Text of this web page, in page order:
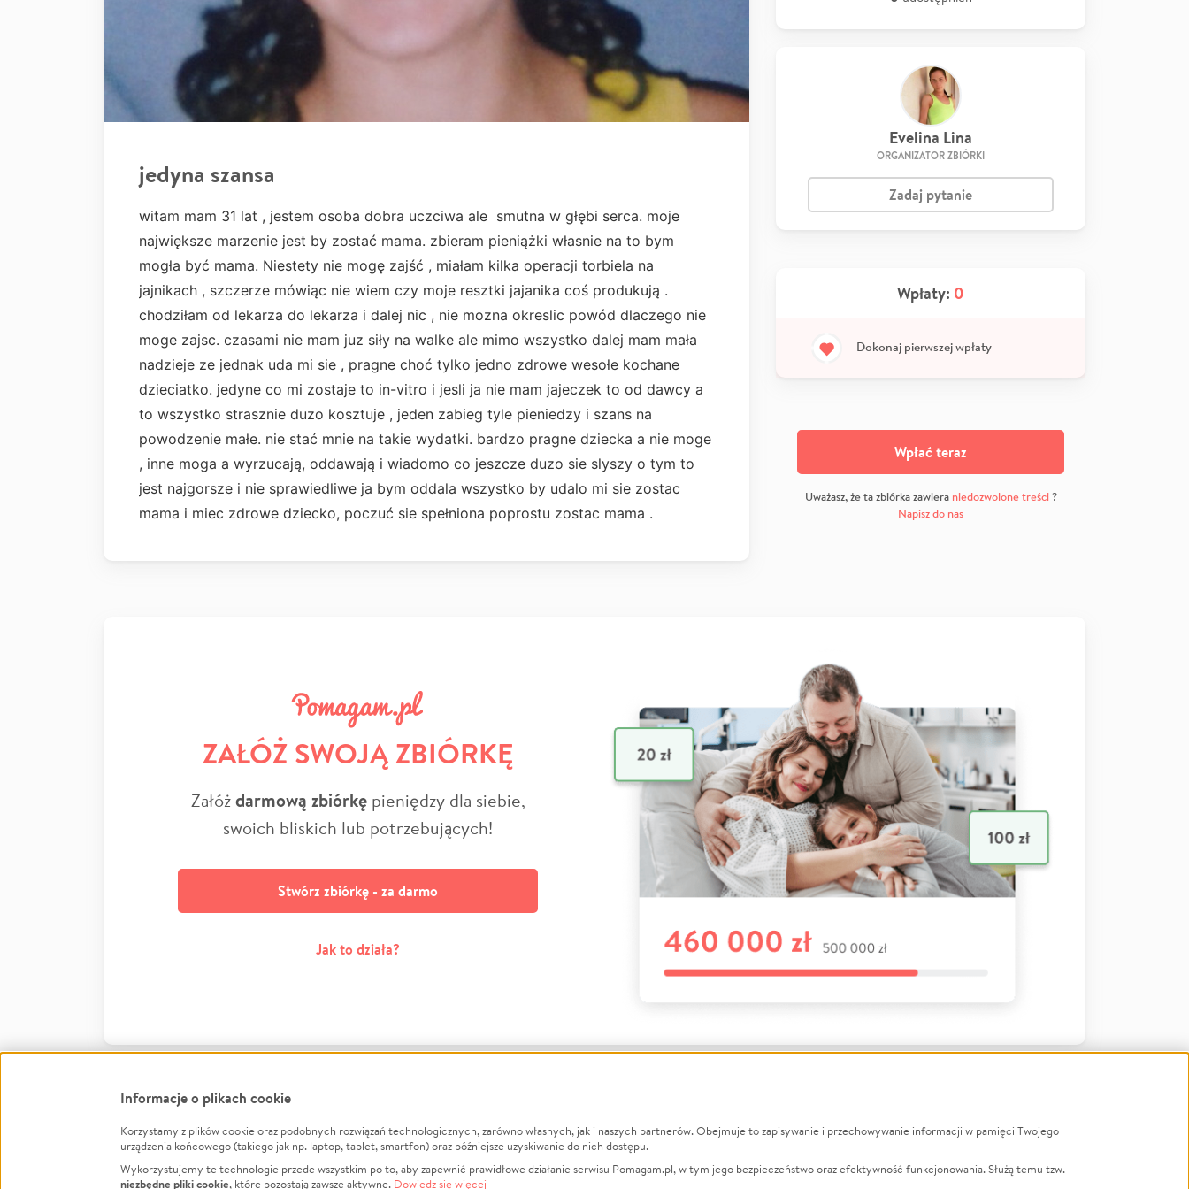
jedyna szansa
witam mam 31 lat , jestem osoba dobra uczciwa ale smutna w głębi serca. moje
największe marzenie jest by zostać mama. zbieram pieniążki własnie na to bym
mogła być mama. Niestety nie mogę zajść , miałam kilka operacji torbiela na
jajnikach , szczerze mówiąc nie wiem czy moje resztki jajanika coś produkują .
chodziłam od lekarza do lekarza i dalej nic , nie mozna okreslic powód dlaczego nie
moge zajsc. czasami nie mam juz siły na walke ale mimo wszystko dalej mam mała
nadzieje ze jednak uda mi sie , pragne choć tylko jedno zdrowe wesołe kochane
dzieciatko. jedyne co mi zostaje to in-vitro i jesli ja nie mam jajeczek to od dawcy a
to wszystko strasznie duzo kosztuje , jeden zabieg tyle pieniedzy i szans na
powodzenie małe. nie stać mnie na takie wydatki. bardzo pragne dziecka a nie moge
, inne moga a wyrzucają, oddawają i wiadomo co jeszcze duzo sie slyszy o tym to
jest najgorsze i nie sprawiedliwe ja bym oddala wszystko by udalo mi sie zostac
mama i miec zdrowe dziecko, poczuć sie spełniona poprostu zostac mama .
Evelina Lina
ORGANIZATOR ZBIÓRKI
Zadaj pytanie
Wpłaty: 0
Dokonaj pierwszej wpłaty
Wpłać teraz
Uważasz, że ta zbiórka zawiera niedozwolone treści?
Napisz do nas
ZAŁÓŻ SWOJĄ ZBIÓRKĘ
Załóżdarmową zbiórkępieniędzy dla siebie,
swoich bliskich lub potrzebujących!
Stwórz zbiórkę - za darmo
Jak to działa?
Informacje
Jak to działa?
O nas
Opinie
Zbieraj na
Leczenie LGBTQ+
Informacje o plikach cookie
Korzystamy z plików cookie oraz podobnych rozwiązań technologicznych, zarówno własnych, jak i naszych partnerów. Obejmuje to zapisywanie i przechowywanie informacji w pamięci Twojego
urządzenia końcowego (takiego jak np. laptop, tablet, smartfon) oraz późniejsze uzyskiwanie do nich dostępu.
Wykorzystujemy te technologie przede wszystkim po to, aby zapewnić prawidłowe działanie serwisu Pomagam.pl, w tym jego bezpieczeństwo oraz efektywność funkcjonowania. Służą temu tzw.
niezbędne pliki cookie, które pozostają zawsze aktywne. Dowiedz się więcej